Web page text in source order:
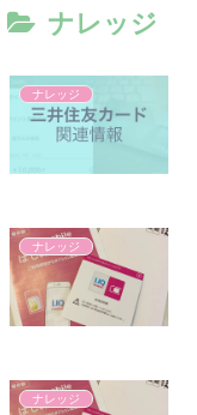
ナレッジ
ナレッジ
ナレッジ
ナレッジ